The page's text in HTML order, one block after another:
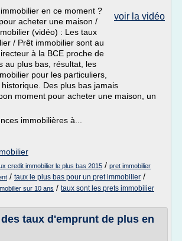
voir la vidéo
en ce moment ?
acheter une maison /
(vidéo) : Les taux
/ Prêt immobilier sont au
à la BCE proche de
au plus bas, résultat, les
pour les particuliers,
Des plus bas jamais
moment pour acheter une maison, un
immobilières à...
credit immobilier le plus bas 2015 / pret immobilier
/ taux le plus bas pour un pret immobilier /
sur 10 ans / taux sont les prets immobilier
taux d'emprunt de plus en